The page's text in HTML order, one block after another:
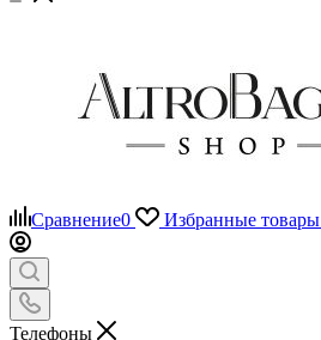
Сравнение0 Избранные товары
Телефоны